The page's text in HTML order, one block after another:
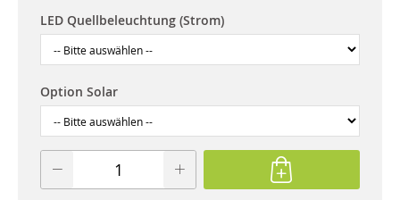
LED Quellbeleuchtung (Strom)
Option Solar